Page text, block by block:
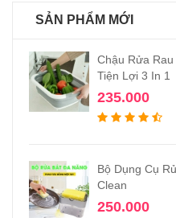
SẢN PHẨM MỚI
Chậu Rửa
Tiện Lợi 3 In 1
235.000
Bộ Dụng Cụ
Clean
250.000